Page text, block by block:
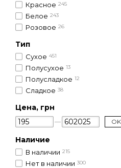
Красное 245
Белое 243
Розовое 26
Тип
Сухое 451
Полусухое 13
Полусладкое 12
Сладкое 38
Цена, грн
OK
Наличие
В наличии 215
Нет в наличии 300